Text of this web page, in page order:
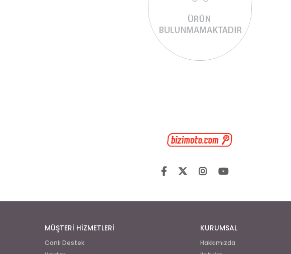
MÜŞTERİ HİZMETLERİ
Canlı Destek
KURUMSAL
Hakkımızda